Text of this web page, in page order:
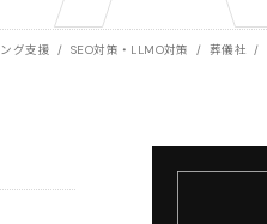
グ支援 / SEO対策・LLMO対策 / 葬儀社 /